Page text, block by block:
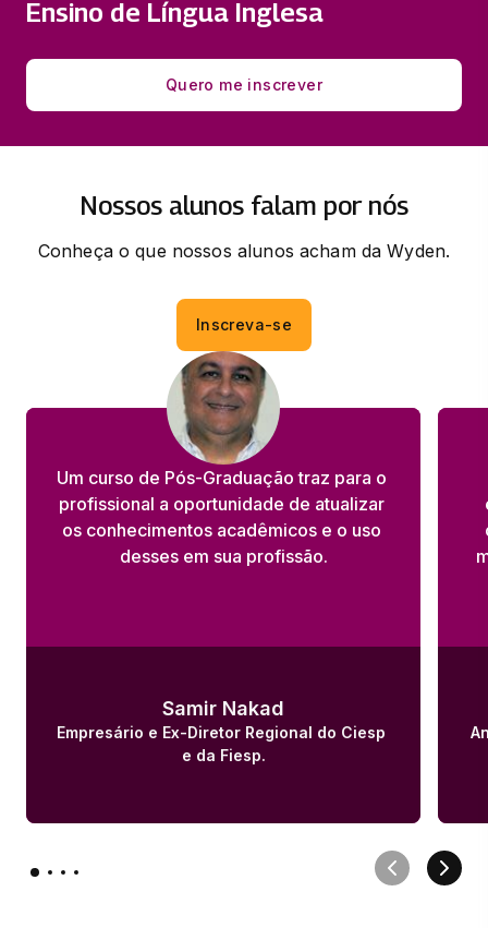
LINGUA INGLESA - RELAÇÕES
DISCURSIVAS
33 horas
METODOLOGIAS ATIVAS:
Ensino de Língua Inglesa
Quero me inscrever
Nossos alunos falam por nós
Conheça o que nossos alunos acham da Wyden.
Inscreva-se
Um curso de Pós-Graduação traz para o
profissional a oportunidade de atualizar
os conhecimentos acadêmicos e o uso
desses em sua profissão.
Samir Nakad
Empresário e Ex-Diretor Regional do Ciesp
e da Fiesp.